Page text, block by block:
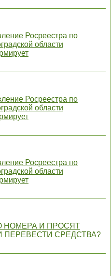
Росреестра по
области
Росреестра по
области
Росреестра по
области
НОМЕРА И ПРОСЯТ
СРЕДСТВА?